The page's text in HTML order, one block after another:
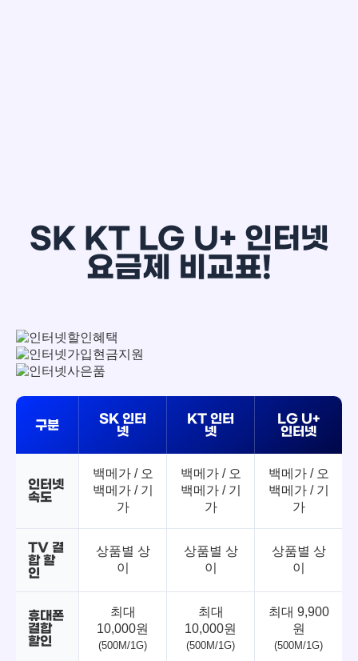
SK KT LG U+ 인터넷
요금제 비교표!
구분
SK 인터
넷
KT 인터
넷
LG U+
인터넷
인터넷
속도
백메가 / 오
백메가 / 기
가
백메가 / 오
백메가 / 기
가
백메가 / 오
백메가 / 기
가
TV 결
합 할
인
상품별 상
이
상품별 상
이
상품별 상
이
휴대폰
결합
할인
최대
10,000원
(500M/1G)
최대
10,000원
(500M/1G)
최대 9,900
원
(500M/1G)